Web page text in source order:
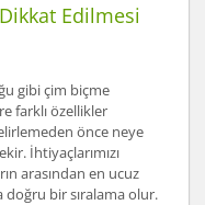
Edilmesi
gibi çim biçme
farklı özellikler
önce neye
İhtiyaçlarımızı
arasından en ucuz
doğru bir sıralama olur.